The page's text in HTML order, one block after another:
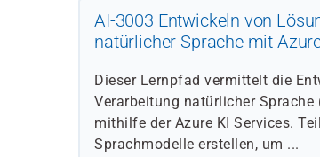
AI-3003 Entwickeln von
natürlicher Sprache mit
Dieser Lernpfad vermittelt die
Verarbeitung natürlicher
mithilfe der Azure KI Services.
Sprachmodelle erstellen, um ...